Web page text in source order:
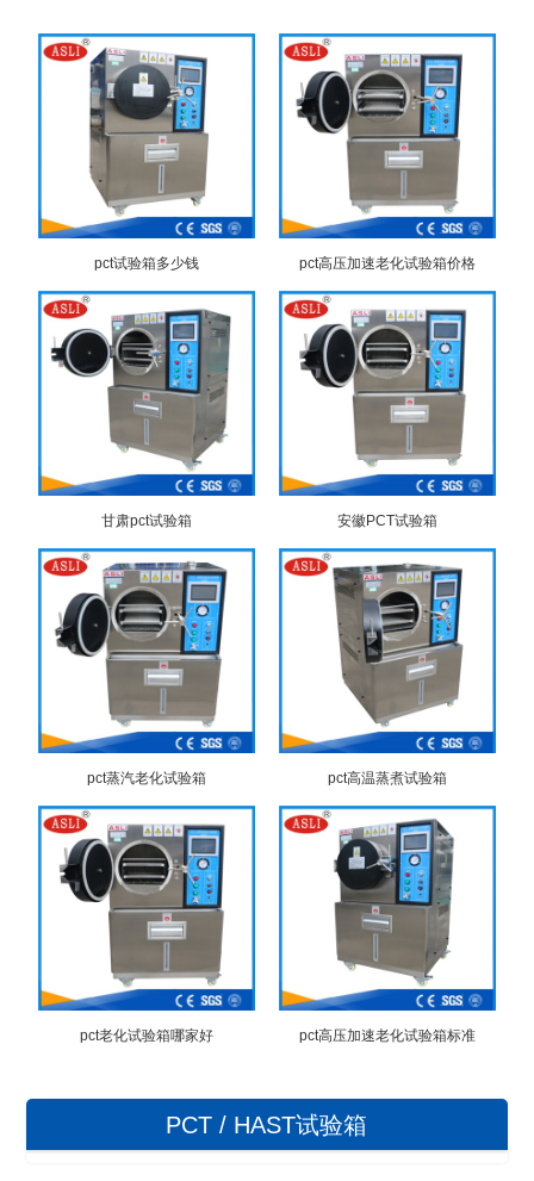
pct试验箱多少钱 pct高压加速老化试验箱价格
甘肃pct试验箱 安徽PCT试验箱
pct蒸汽老化试验箱 pct高温蒸煮试验箱
pct老化试验箱哪家好 pct高压加速老化试验箱标准
PCT / HAST试验箱